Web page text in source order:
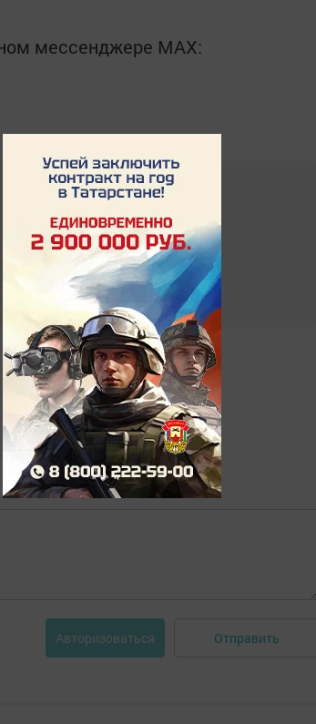
мессенджере MАХ:
Авторизоваться Отправить